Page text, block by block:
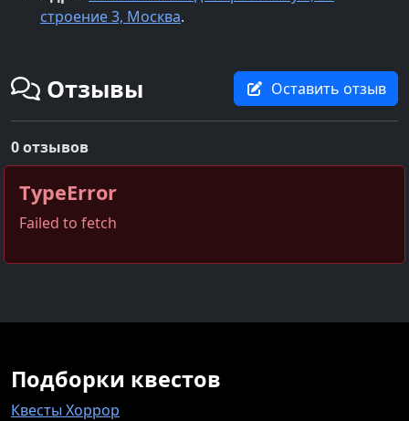
строение 3, Москва.
Отзывы Оставить отзыв
0 отзывов
TypeError
Failed to fetch
Подборки квестов
Квесты Хоррор